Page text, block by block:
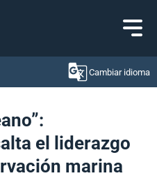
Cambiar idioma
el liderazgo
marina